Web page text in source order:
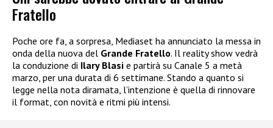
Fratello
Poche ore fa, a sorpresa, Mediaset ha annunciato la messa in
onda della nuova del Grande Fratello. Il reality show vedrà
la conduzione di Ilary Blasi e partirà su Canale 5 a metà
marzo, per una durata di 6 settimane. Stando a quanto si
legge nella nota diramata, l’intenzione è quella di rinnovare
il format, con novità e ritmi più intensi.